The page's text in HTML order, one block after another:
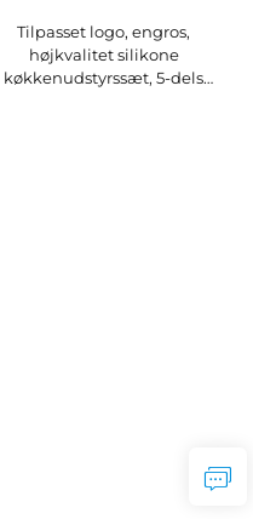
Tilpasset logo, engros,
højkvalitet silikone
køkkenudstyrssæt, 5-dels